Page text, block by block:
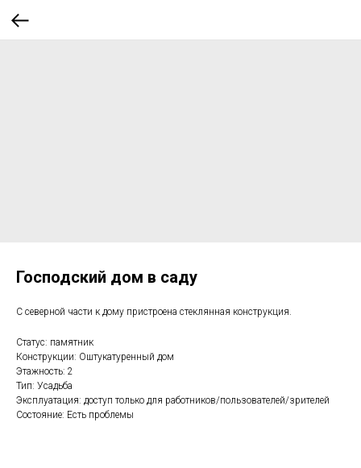
Господский дом в саду
С северной части к дому пристроена стеклянная конструкция.
Статус: памятник
Конструкции: Оштукатуренный дом
Этажность: 2
Тип: Усадьба
Эксплуатация: доступ только для работников/пользователей/зрителей
Состояние: Есть проблемы